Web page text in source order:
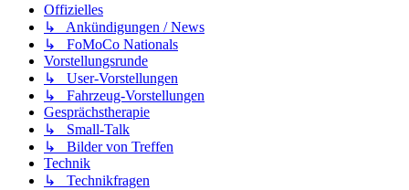
Offizielles
↳ Ankündigungen / News
↳ FoMoCo Nationals
Vorstellungsrunde
↳ User-Vorstellungen
↳ Fahrzeug-Vorstellungen
Gesprächstherapie
↳ Small-Talk
↳ Bilder von Treffen
Technik
↳ Technikfragen